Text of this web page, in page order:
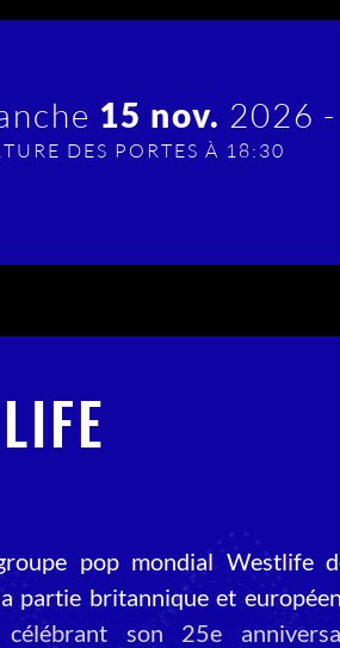
15 nov. 2026 -
DES PORTES À 18:30
pop mondial Westlife
partie britannique et
son 25e